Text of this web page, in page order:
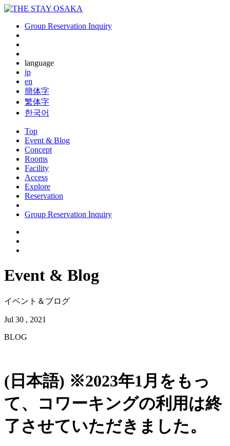
Group Reservation Inquiry
language
jp
en
簡体字
繁体字
한국어
Top
Event & Blog
Concept
Rooms
Facility
Access
Explore
Reservation
Group Reservation Inquiry
Event & Blog
イベント＆ブログ
Jul 30 , 2021
BLOG
(日本語) ※2023年1月をもっ
て、コワーキングの利用は終
了させていただきました。